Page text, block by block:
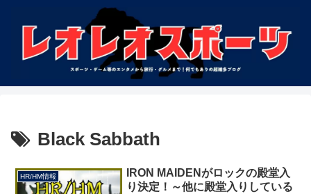
Black Sabbath
HR/HM情報
IRON MAIDENがロックの殿堂入
り決定！～他に殿堂入りしている